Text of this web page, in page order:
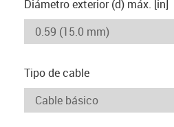
Diámetro exterior (d) máx. [in]
Tipo de cable